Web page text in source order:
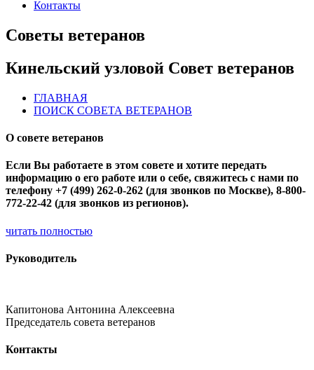
Контакты
Советы ветеранов
Кинельский узловой Совет ветеранов
ГЛАВНАЯ
ПОИСК СОВЕТА ВЕТЕРАНОВ
О совете ветеранов
Если Вы работаете в этом совете и хотите передать
информацию о его работе или о себе, свяжитесь с нами по
телефону +7 (499) 262-0-262 (для звонков по Москве), 8-800-
772-22-42 (для звонков из регионов).
читать полностью
Руководитель
Капитонова Антонина Алексеевна
Председатель совета ветеранов
Контакты